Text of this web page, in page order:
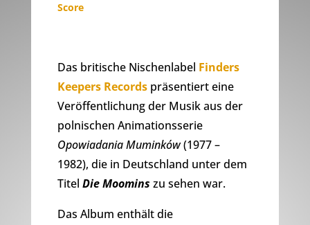
Score
Das britische Nischenlabel Finders
Keepers Recordspräsentiert eine
Veröffentlichung der Musik aus der
polnischen Animationsserie
Opowiadania Muminków(1977 –
1982), die in Deutschland unter dem
Titel Die Moomins zu sehen war.
Das Album enthält die